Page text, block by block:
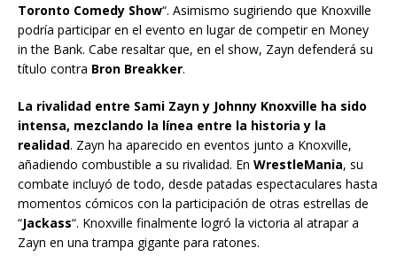
Toronto Comedy Show“. Asimismo sugiriendo que Knoxville
podría participar en el evento en lugar de competir en Money
in the Bank. Cabe resaltar que, en el show, Zayn defenderá su
título contra Bron Breakker.
La rivalidad entre Sami Zayn y Johnny Knoxville ha sido
intensa, mezclando la línea entre la historia y la
realidad. Zayn ha aparecido en eventos junto a Knoxville,
añadiendo combustible a su rivalidad. En WrestleMania, su
combate incluyó de todo, desde patadas espectaculares hasta
momentos cómicos con la participación de otras estrellas de
“Jackass“. Knoxville finalmente logró la victoria al atrapar a
Zayn en una trampa gigante para ratones.